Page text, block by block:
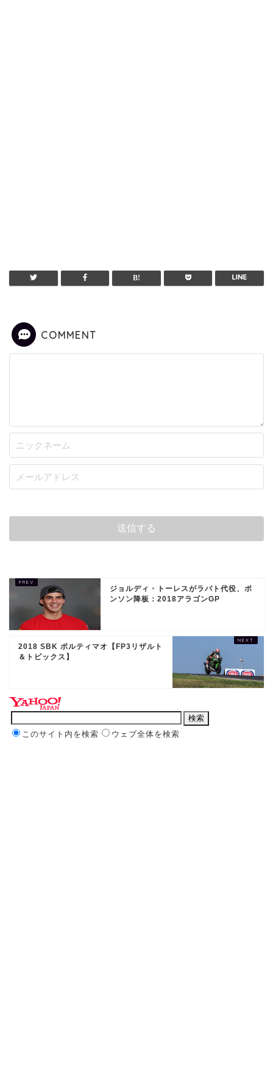
COMMENT
ジョルディ・トーレスがラバト代役、ポ
ンソン降板：2018アラゴンGP
2018 SBK ポルティマオ【FP3リザルト
＆トピックス】
このサイト内を検索 ウェブ全体を検索